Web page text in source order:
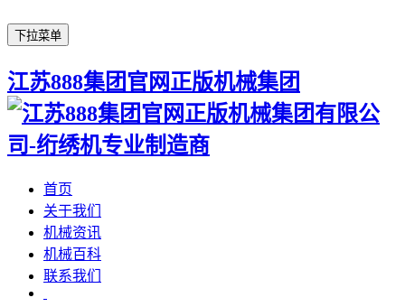
下拉菜单
江苏888集团官网正版机械集团
首页
关于我们
机械资讯
机械百科
联系我们